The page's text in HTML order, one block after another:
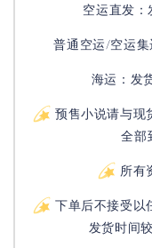
空运直发：
普通空运/空运集
海运：发
预售小说请与现
全部
所有
下单后不接受以
发货时间